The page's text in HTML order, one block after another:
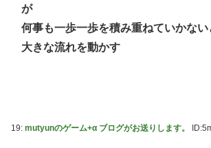
たー！
【デレマス】 和久井留美「夢を作って
【謎】『ダーク路線のドラクエ12』を発
【デレマス】 紗南「アイドルに似合う
switch2版『Lies of P』、メタスコア86
粉砕
が
何事も一歩一歩を積み重ねていかな
大きな流れを動かす
19: mutyunのゲーム+α ブログがお送りします。